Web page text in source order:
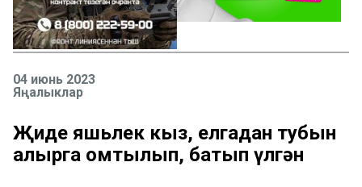
04 июнь 2023
Яңалыклар
Җиде яшьлек кыз, елгадан тубын
алырга омтылып, батып үлгән